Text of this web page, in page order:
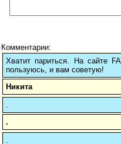
Комментарии:
Хватит париться. На сайте
пользуюсь, и вам советую!
Никита
.